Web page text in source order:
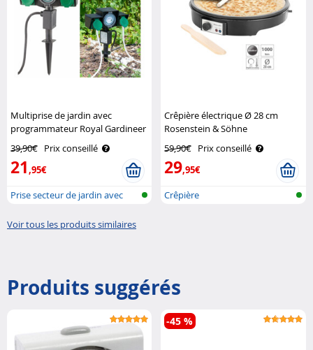
Multiprise de jardin avec
programmateur Royal Gardineer
39,90€ Prix conseillé
21,95€
Prise secteur de jardin avec
Crêpière électrique Ø 28 cm
Rosenstein & Söhne
59,90€ Prix conseillé
29,95€
Crêpière
Voir tous les produits similaires
Produits suggérés
-45 %